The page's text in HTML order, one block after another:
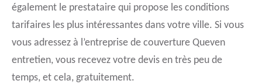
également le prestataire qui propose les conditions
tarifaires les plus intéressantes dans votre ville. Si vous
vous adressez à l’entreprise de couverture Queven
entretien, vous recevez votre devis en très peu de
temps, et cela, gratuitement.